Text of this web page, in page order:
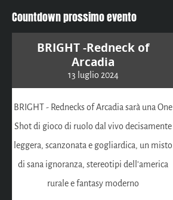
Countdown prossimo evento
BRIGHT -Redneck of
Arcadia
13 luglio 2024
BRIGHT - Rednecks of Arcadia sarà una One
Shot di gioco di ruolo dal vivo decisamente
leggera, scanzonata e gogliardica, un misto
di sana ignoranza, stereotipi dell'america
rurale e fantasy moderno